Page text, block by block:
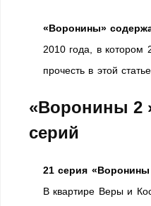
«Воронины»
2010 года, в котором
прочесть в этой статье.
«Воронины 2
серий
21 серия
В квартире Веры и